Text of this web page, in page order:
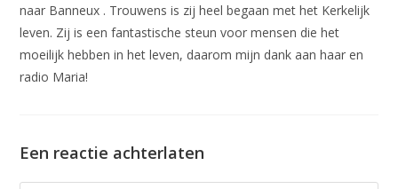
naar Banneux . Trouwens is zij heel begaan met het Kerkelijk
leven. Zij is een fantastische steun voor mensen die het
moeilijk hebben in het leven, daarom mijn dank aan haar en
radio Maria!
Een reactie achterlaten